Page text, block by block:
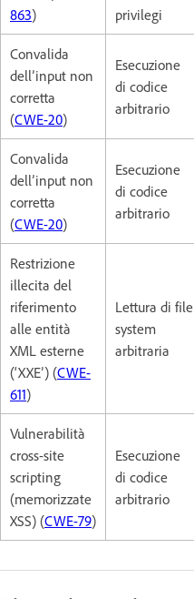
863)
privilegi
Convalida
dell’input non
corretta
(CWE-20)
Esecuzione
di codice
arbitrario
Convalida
dell’input non
corretta
(CWE-20)
Esecuzione
di codice
arbitrario
Restrizione
illecita del
riferimento
alle entità
XML esterne
(‘XXE’) (CWE-
611)
Lettura di file
system
arbitraria
Vulnerabilità
cross-site
scripting
(memorizzate
XSS) (CWE-79)
Esecuzione
di codice
arbitrario